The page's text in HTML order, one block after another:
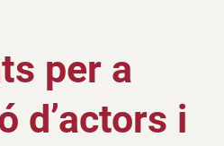
per a
d’actors i